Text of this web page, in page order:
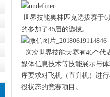
世界技能奥林匹克选拔赛于
的参加了45届的选拔。
这次世界技能大赛有46个代
媒体信息技术等技能展示与
序要求对飞机（直升机）进
役状态的竞赛项目。